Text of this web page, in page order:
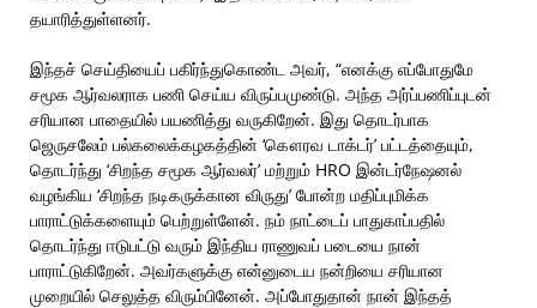
தயாரித்துள்ளனர்.
இந்தச் செய்தியைப் பகிர்ந்துகொண்ட அவர், “எனக்கு எப்போதுமே
சமூக ஆர்வலராக பணி செய்ய விருப்பமுண்டு. அந்த அர்ப்பணிப்புடன்
சரியான பாதையில் பயணித்து வருகிறேன். இது தொடர்பாக
ஜெருசலேம் பல்கலைக்கழகத்தின் ‘கௌரவ டாக்டர்’ பட்டத்தையும்,
தொடர்ந்து ‘சிறந்த சமூக ஆர்வலர்’ மற்றும் HRO இன்டர்நேஷனல்
வழங்கிய ‘சிறந்த நடிகருக்கான விருது’ போன்ற மதிப்புமிக்க
பாராட்டுக்களையும் பெற்றுள்ளேன். நம் நாட்டைப் பாதுகாப்பதில்
தொடர்ந்து ஈடுபட்டு வரும் இந்திய ராணுவப் படையை நான்
பாராட்டுகிறேன். அவர்களுக்கு என்னுடைய நன்றியை சரியான
முறையில் செலுத்த விரும்பினேன். அப்போதுதான் நான் இந்தத்